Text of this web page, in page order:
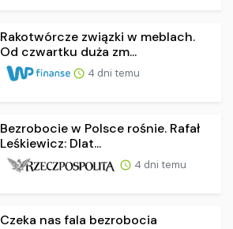
Rakotwórcze związki w meblach.
Od czwartku duża zm...
4 dni temu
Bezrobocie w Polsce rośnie. Rafał
Leśkiewicz: Dlat...
4 dni temu
Czeka nas fala bezrobocia